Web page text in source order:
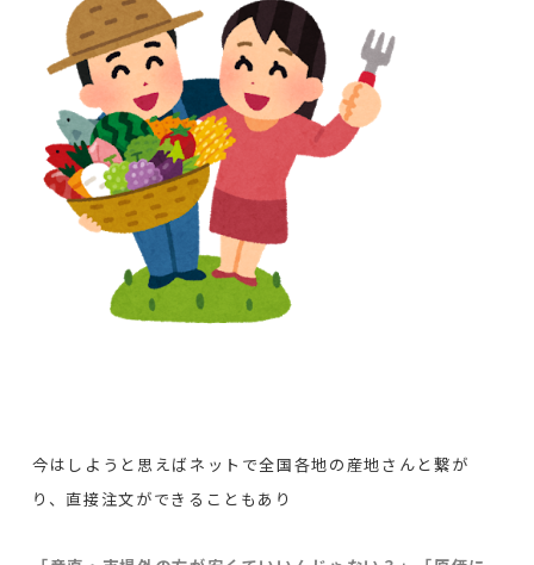
今はしようと思えばネットで全国各地の産地さんと繋が
り、直接注文ができることもあり